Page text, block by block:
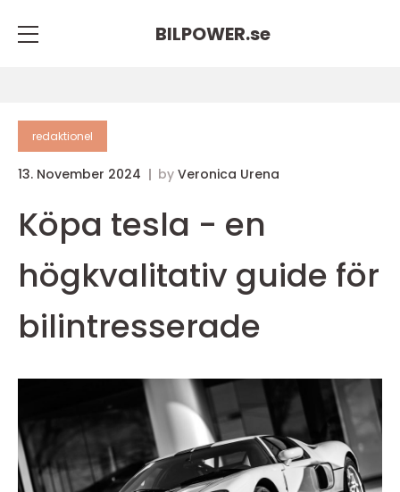
BILPOWER.se
redaktionel
13. November 2024 by Veronica Urena
Köpa tesla - en
högkvalitativ guide för
bilintresserade